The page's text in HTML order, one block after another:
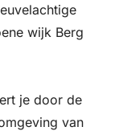
wijk Berg
je door de
van